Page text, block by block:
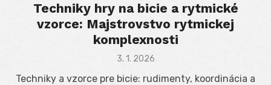
Techniky hry na bicie a rytmické
vzorce: Majstrovstvo rytmickej
komplexnosti
Posted
3. 1. 2026
Techniky a vzorce pre bicie: rudimenty, koordinácia a